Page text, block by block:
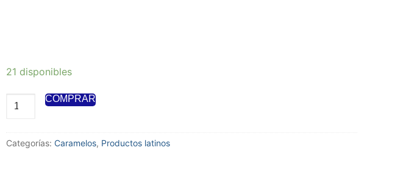
21 disponibles
COMPRAR
Categorías: Caramelos, Productos latinos